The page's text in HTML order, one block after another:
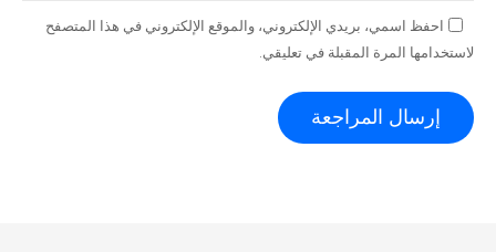
احفظ اسمي، بريدي الإلكتروني، والموقع الإلكتروني في هذا المتصفح
لاستخدامها المرة المقبلة في تعليقي.